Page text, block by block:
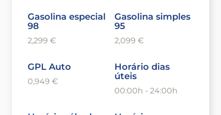
Gasolina especial
98
2,299 €
Gasolina simples
95
2,099 €
GPL Auto
0,949 €
Horário dias
úteis
00:00h - 24:00h